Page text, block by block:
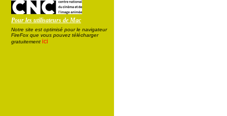
Pour les utilisateurs de Mac
Notre site est optimisé pour le navigateur
FireFox que vous pouvez télécharger
gratuitement ici